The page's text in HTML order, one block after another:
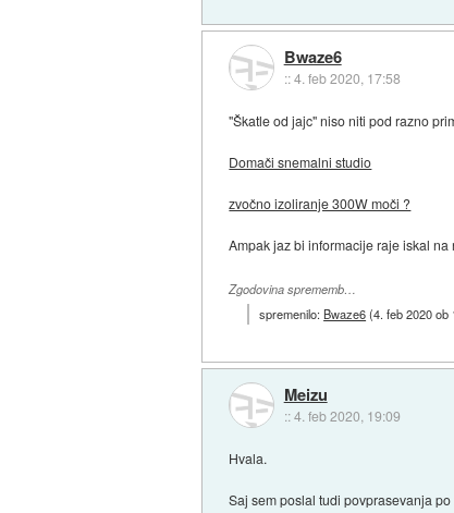
Bwaze6
::4. feb 2020, 17:58
"Škatle od jajc" niso niti pod razno
Domači snemalni studio
zvočno izoliranje 300W moči ?
Ampak jaz bi informacije raje iskal
Zgodovina sprememb…
spremenilo:Bwaze6(4. feb 2020 ob
Meizu
::4. feb 2020, 19:09
Hvala.
Saj sem poslal tudi povprasevanja